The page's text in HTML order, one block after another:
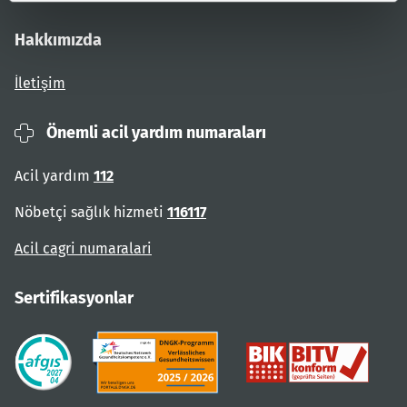
Hakkımızda
İletişim
Önemli acil yardım numaraları
Acil yardım 112
Nöbetçi sağlık hizmeti 116117
Acil cagri numaralari
Sertifikasyonlar